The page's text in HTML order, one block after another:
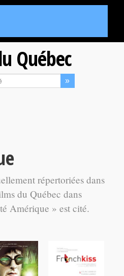
Québec
répertoriées dans
du Québec dans
Amérique » est cité.